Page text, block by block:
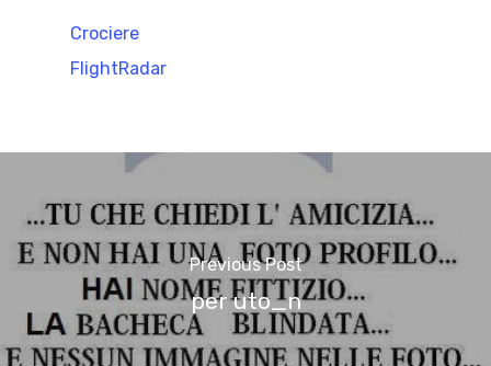
Crociere
FlightRadar
Previous Post
per uto_n